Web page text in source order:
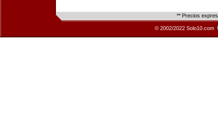
** Precios
© 2002/2022 Solo10.com